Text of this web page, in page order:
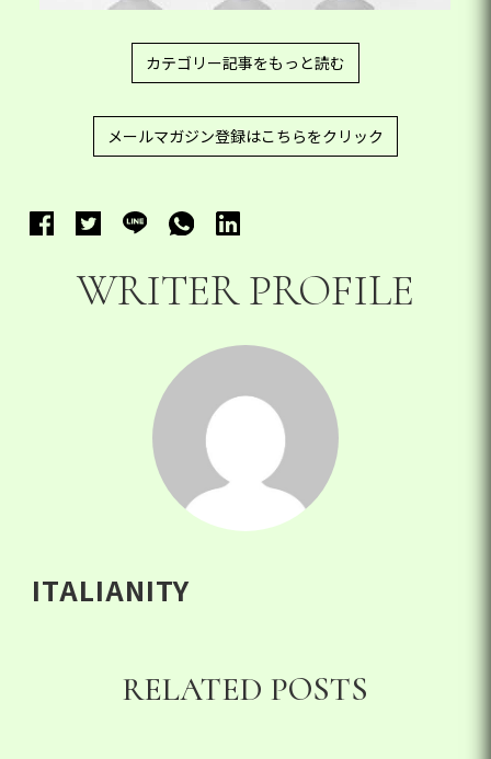
カテゴリー記事をもっと読む
メールマガジン登録はこちらをクリック
WRITER PROFILE
ITALIANITY
RELATED POSTS